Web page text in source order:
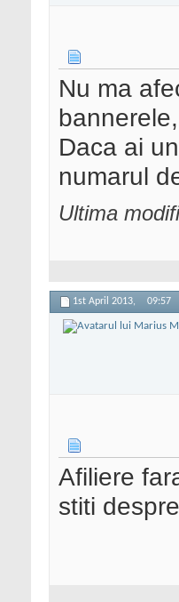
Nu ma
Daca ai
numarul
Ultima
1st April 2013, 09:57
Afiliere
stiti